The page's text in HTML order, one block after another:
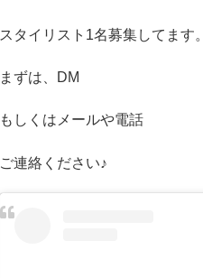
スタイリスト1名募集してます。
まずは、DM
もしくはメールや電話
ご連絡ください♪